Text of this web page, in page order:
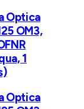
Optica
OM3,
1
Optica